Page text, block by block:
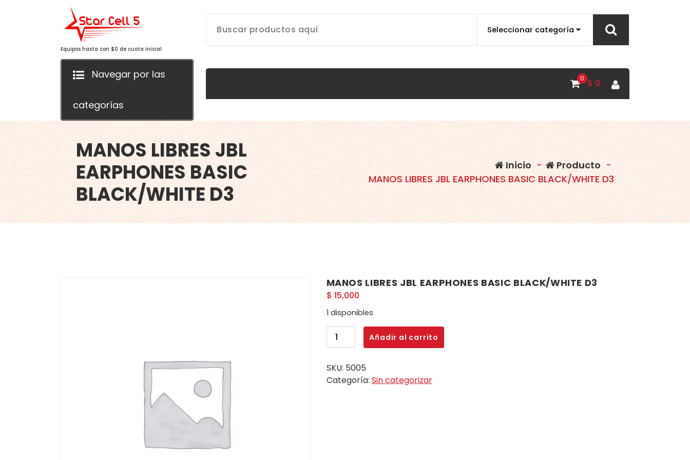
Equipos hasta con $0 de cuota inicial
Navegar por las
categorías
0 $ 0
MANOS LIBRES JBL
EARPHONES BASIC
BLACK/WHITE D3
Inicio - Producto -
MANOS LIBRES JBL EARPHONES BASIC BLACK/WHITE D3
MANOS LIBRES JBL EARPHONES BASIC BLACK/WHITE D3
$ 15,000
1 disponibles
MANOS
LIBRES
EARPHONES
BASIC
Añadir al carrito
SKU: 5005
Categoría: Sin categorizar